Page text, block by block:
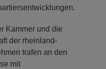
Kammer und die
der rheinland-
trafen an den
mit